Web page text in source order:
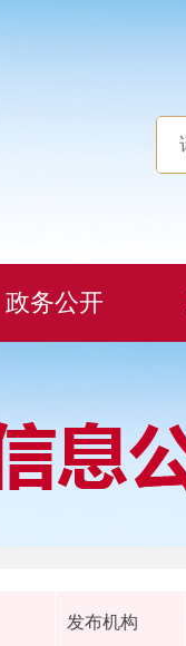
政务公开
发布机构